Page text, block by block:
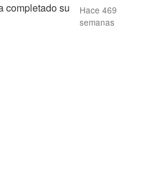
completado su
Hace 469
semanas